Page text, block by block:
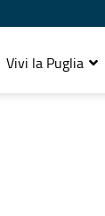
Vivi la Puglia